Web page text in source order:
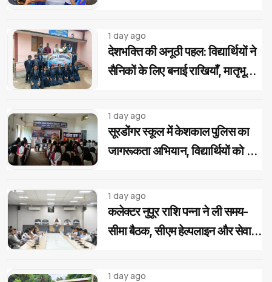
1 day ago
देशभक्ति की अनूठी पहल: विद्यार्थियों ने
सैनिकों के लिए बनाई राखियाँ, मातृभूमि
1 day ago
सूरडोंगर स्कूल में केशकाल पुलिस का
जागरूकता अभियान, विद्यार्थियों को दिए
1 day ago
कलेक्टर नुपूर राशि पन्ना ने ली समय-
सीमा बैठक, सीएम हेल्पलाइन और सेवा
दिए निर्देश
1 day ago